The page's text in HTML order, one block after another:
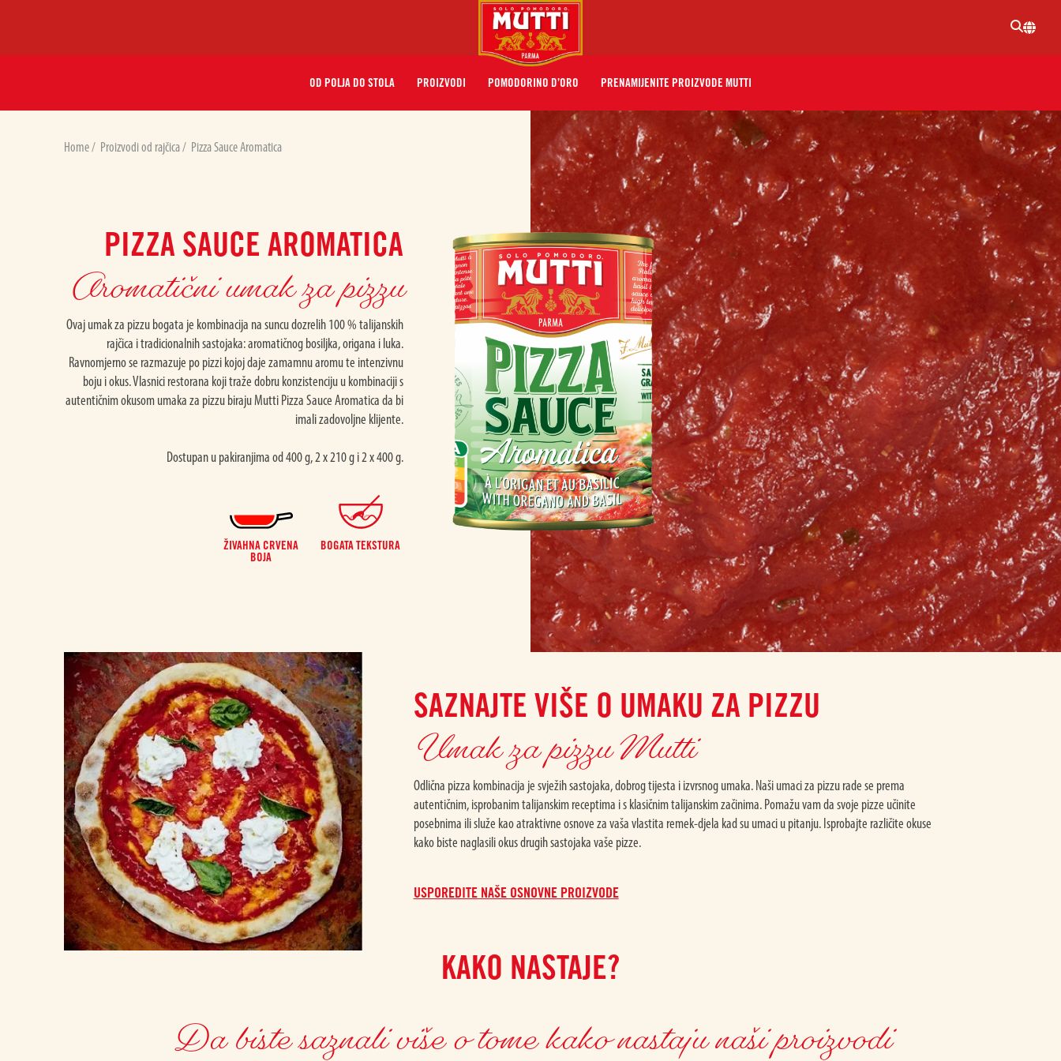
OD POLJA DO STOLA PROIZVODI POMODORINO D’ORO PRENAMIJENITE PROIZVODE MUTTI
Home/ Proizvodi od rajčica/ Pizza Sauce Aromatica
PIZZA SAUCE AROMATICA
Aromatični umak za pizzu
Ovaj umak za pizzu bogata je kombinacija na suncu dozrelih 100 % talijanskih
rajčica i tradicionalnih sastojaka: aromatičnog bosiljka, origana i luka.
Ravnomjerno se razmazuje po pizzi kojoj daje zamamnu aromu te intenzivnu
boju i okus. Vlasnici restorana koji traže dobru konzistenciju u kombinaciji s
autentičnim okusom umaka za pizzu biraju Mutti Pizza Sauce Aromatica da bi
imali zadovoljne klijente.
Dostupan u pakiranjima od 400 g, 2 x 210 g i 2 x 400 g.
ŽIVAHNA CRVENA
BOJA
BOGATA TEKSTURA
SAZNAJTE VIŠE O UMAKU ZA PIZZU
Umak za pizzu Mutti
Odlična pizza kombinacija je svježih sastojaka, dobrog tijesta i izvrsnog umaka. Naši umaci za pizzu rade se prema
autentičnim, isprobanim talijanskim receptima i s klasičnim talijanskim začinima. Pomažu vam da svoje pizze učinite
posebnima ili služe kao atraktivne osnove za vaša vlastita remek-djela kad su umaci u pitanju. Isprobajte različite okuse
kako biste naglasili okus drugih sastojaka vaše pizze.
USPOREDITE NAŠE OSNOVNE PROIZVODE
KAKO NASTAJE?